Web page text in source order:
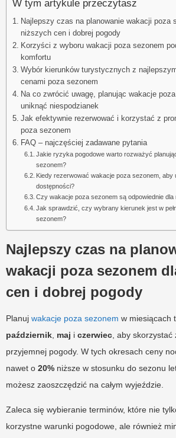
W tym artykule przeczytasz
Najlepszy czas na planowanie wakacji poza
niższych cen i dobrej pogody
Korzyści z wyboru wakacji poza sezonem
komfortu
Wybór kierunków turystycznych z
cenami poza sezonem
Na co zwrócić uwagę, planując wakacje
uniknąć niespodzianek
Jak efektywnie rezerwować i korzystać z
poza sezonem
FAQ – najczęściej zadawane pytania
Jakie ryzyka pogodowe warto rozważyć
sezonem?
Kiedy rezerwować wakacje poza sezonem, aby
dostępności?
Czy wakacje poza sezonem są odpowiednie dla
Jak sprawdzić, czy wybrany kierunek jest w
sezonem?
Najlepszy czas na
wakacji poza sezonem
cen i dobrej pogody
Planuj wakacje poza sezonem w miesiącach
październik maj i czerwiec , aby
przyjemnej pogody. W tych okresach ceny
nawet o 20% niższe w stosunku do sezonu
możesz zaoszczędzić na całym wyjeździe.
Zaleca się wybieranie terminów, które nie
korzystne warunki pogodowe, ale również